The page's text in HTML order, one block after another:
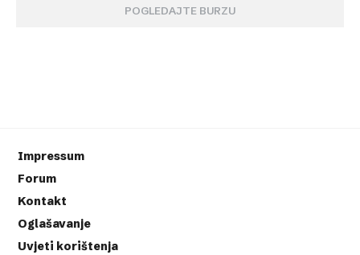
POGLEDAJTE BURZU
Impressum
Forum
Kontakt
Oglašavanje
Uvjeti korištenja